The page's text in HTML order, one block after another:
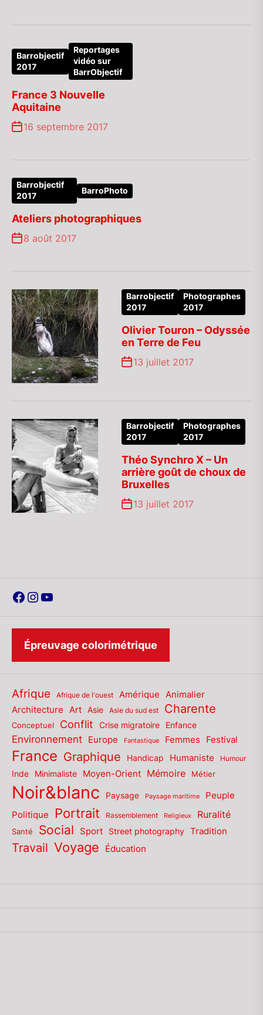
Barrobjectif
2017
Reportages
vidéo sur
BarrObjectif
France 3 Nouvelle
Aquitaine
16 septembre 2017
Barrobjectif
2017
BarroPhoto
Ateliers photographiques
8 août 2017
Barrobjectif
2017
Photographes
2017
Olivier Touron – Odyssée
en Terre de Feu
13 juillet 2017
Barrobjectif
2017
Photographes
2017
Théo Synchro X – Un
arrière goût de choux de
Bruxelles
13 juillet 2017
Facebook
Instagram
YouTube
Épreuvage colorimétrique
Afrique Afrique de l'ouest Amérique Animalier
Architecture
Art Asie Asie du sud est Charente
Conceptuel Conflit Crise migratoire Enfance
Environnement Europe Fantastique Femmes Festival
France Graphique Handicap Humaniste Humour
Inde Minimaliste Moyen-Orient Mémoire Métier
Noir&blanc Paysage Paysage maritime Peuple
Politique Portrait Rassemblement Religieux Ruralité
Santé Social Sport Street photography Tradition
Travail Voyage Éducation